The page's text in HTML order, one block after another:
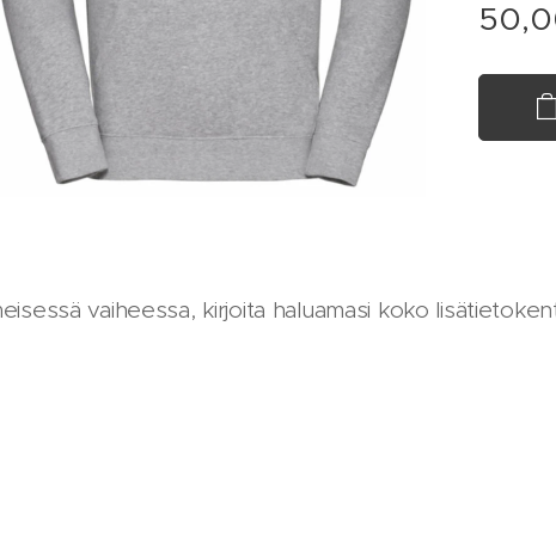
vaiheessa, kirjoita haluamasi koko